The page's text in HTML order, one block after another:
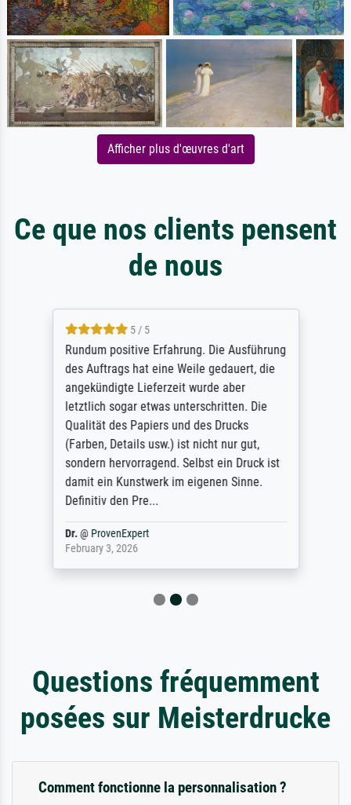
Afficher plus d'œuvres d'art
Ce que nos clients pensent
de nous
5 / 5
Rundum positive Erfahrung. Die Ausführung
des Auftrags hat eine Weile gedauert, die
angekündigte Lieferzeit wurde aber
letztlich sogar etwas unterschritten. Die
Qualität des Papiers und des Drucks
(Farben, Details usw.) ist nicht nur gut,
sondern hervorragend. Selbst ein Druck ist
damit ein Kunstwerk im eigenen Sinne.
Definitiv den Pre...
Dr.@ ProvenExpert
February 3, 2026
Questions fréquemment
posées sur Meisterdrucke
Comment fonctionne la personnalisation ?